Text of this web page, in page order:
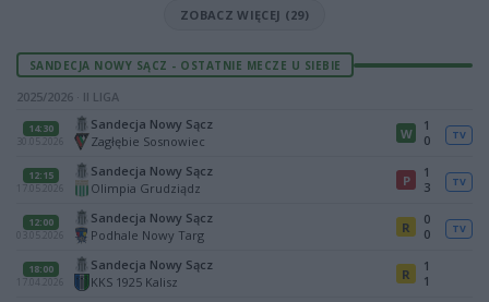
ZOBACZ WIĘCEJ (29)
SANDECJA NOWY SĄCZ - OSTATNIE MECZE U SIEBIE
2025/2026 · II LIGA
14:30
30.05.2026
Sandecja Nowy Sącz
Zagłębie Sosnowiec
W
1
0
TV
12:15
17.05.2026
Sandecja Nowy Sącz
Olimpia Grudziądz
P
1
3
TV
12:00
03.05.2026
Sandecja Nowy Sącz
Podhale Nowy Targ
R
0
0
TV
18:00
17.04.2026
Sandecja Nowy Sącz
KKS 1925 Kalisz
R
1
1